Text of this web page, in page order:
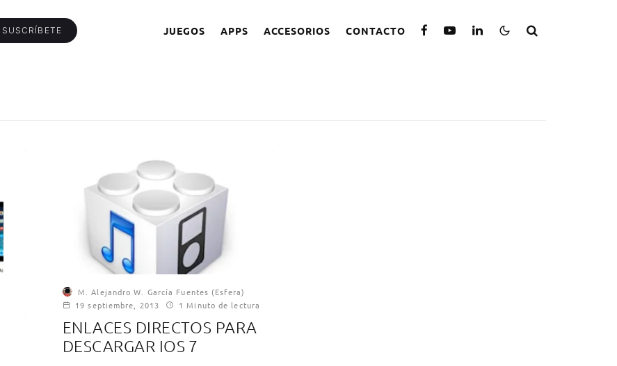
SUSCRÍBETE JUEGOS APPS ACCESORIOS CONTACTO
M. Alejandro W. García Fuentes (Esfera)
19 septiembre, 2013
1 Minuto de lectura
ENLACES DIRECTOS PARA
DESCARGAR IOS 7